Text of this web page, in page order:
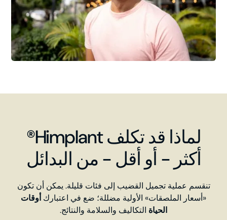
لماذا قد تكلف Himplant®
أكثر - أو أقل - من البدائل
تنقسم عملية تجميل القضيب إلى فئات قليلة. يمكن أن تكون
«أسعار الملصقات» الأولية مضللة؛ ضع في اعتباركأوقات
الحياة التكاليف والسلامة والنتائج.